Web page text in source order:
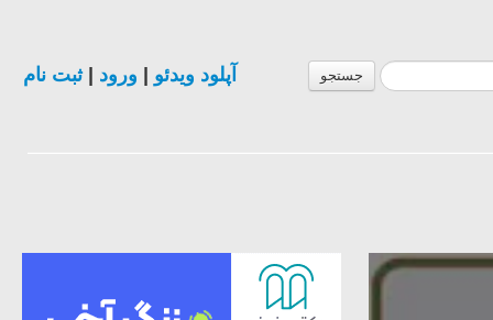
جستجو آپلود ویدئو ورود |ثبت نام